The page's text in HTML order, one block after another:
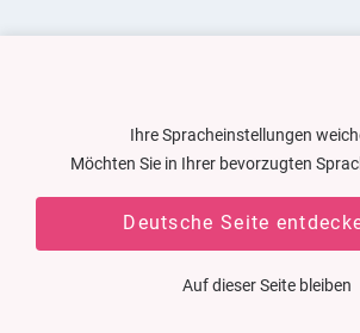
Ihre Spracheinstellungen
Möchten Sie in Ihrer bevorzugten
Deutsche Seite
Auf dieser Seite bleiben